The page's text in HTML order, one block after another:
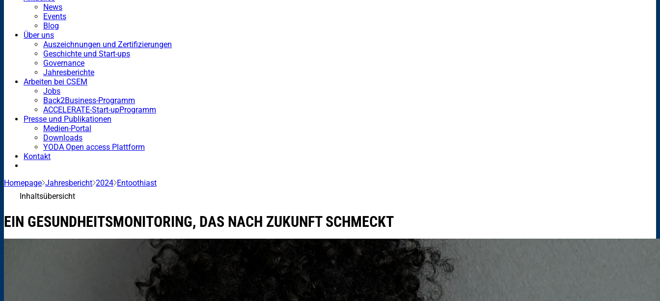
News
Events
Blog
Über uns
Auszeichnungen und Zertifizierungen
Geschichte und Start-ups
Governance
Jahresberichte
Arbeiten bei CSEM
Jobs
Back2Business-Programm
ACCELERATE-Start-upProgramm
Presse und Publikationen
Medien-Portal
Downloads
YODA Open access Plattform
Kontakt
Homepage Jahresbericht 2024 Entoothiast
Inhaltsübersicht
EIN GESUNDHEITSMONITORING, DAS NACH ZUKUNFT SCHMECKT